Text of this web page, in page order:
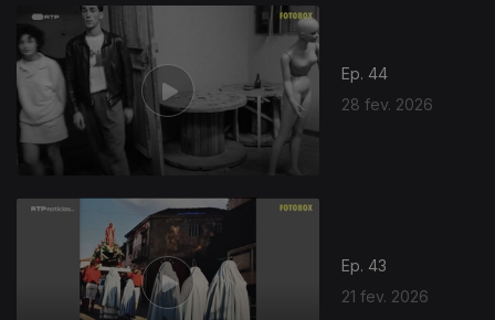
Ep. 44
28 fev. 2026
Ep. 43
21 fev. 2026